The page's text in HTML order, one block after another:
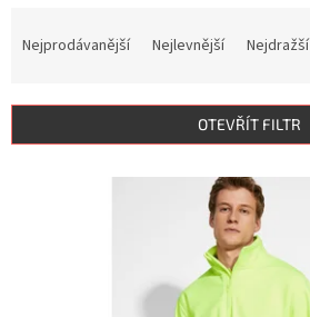
í
Nejprodávanější Nejlevnější Nejdražší
OTEVŘÍT FILTR